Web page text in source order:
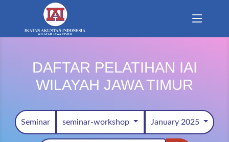
DAFTAR PELATIHAN IAI
WILAYAH JAWA TIMUR
Seminar seminar-workshop January 2025